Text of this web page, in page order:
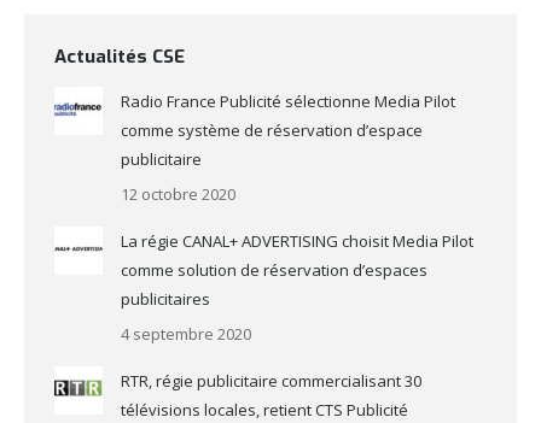
Actualités CSE
Radio France Publicité sélectionne Media Pilot
comme système de réservation d’espace
publicitaire
12 octobre 2020
La régie CANAL+ ADVERTISING choisit Media Pilot
comme solution de réservation d’espaces
publicitaires
4 septembre 2020
RTR, régie publicitaire commercialisant 30
télévisions locales, retient CTS Publicité